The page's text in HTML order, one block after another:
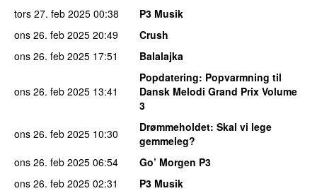
tors 27. feb 2025 00:38
P3 Musik
ons 26. feb 2025 20:49
Crush
ons 26. feb 2025 17:51 Balalajka
ons 26. feb 2025 13:41
Popdatering: Popvarmning til
Dansk Melodi Grand Prix Volume
3
ons 26. feb 2025 10:30 Drømmeholdet: Skal vi lege
gemmeleg?
ons 26. feb 2025 06:54
Go’ Morgen P3
ons 26. feb 2025 02:31
P3 Musik